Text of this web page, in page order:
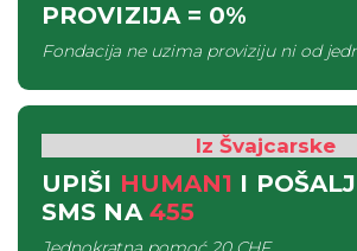
PROVIZIJA= 0%
Fondacija ne uzima proviziju ni od
Iz Švajcarske
UPIŠI HUMAN1 I
SMS NA 455